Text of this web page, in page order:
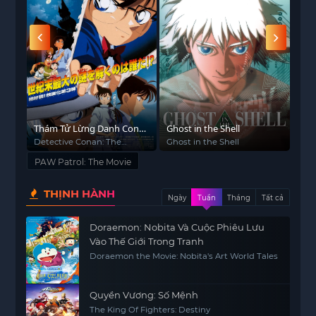
và thiết bị mới thú vị, Paw Patrol chiến đấu để
cứu những công dân của thành phố phiêu lưu và
ngăn chặn sự hài hước của thị trưởng vì phá hủy
các đô thị nhộn nhịp.
Thám Tử Lừng Danh Conan
1: Kẻ Đánh Bom Cao Ốc
Detective Conan: The
Timed Bomb Skyscraper
Ghost in the Shell
Ghost in the Shell
PAW Patrol: The Movie
THỊNH HÀNH Ngày Tuần Tháng Tất cả
Doraemon: Nobita Và Cuộc Phiêu Lưu
Vào Thế Giới Trong Tranh
Doraemon the Movie: Nobita's Art World Tales
Quyền Vương: Số Mệnh
The King Of Fighters: Destiny